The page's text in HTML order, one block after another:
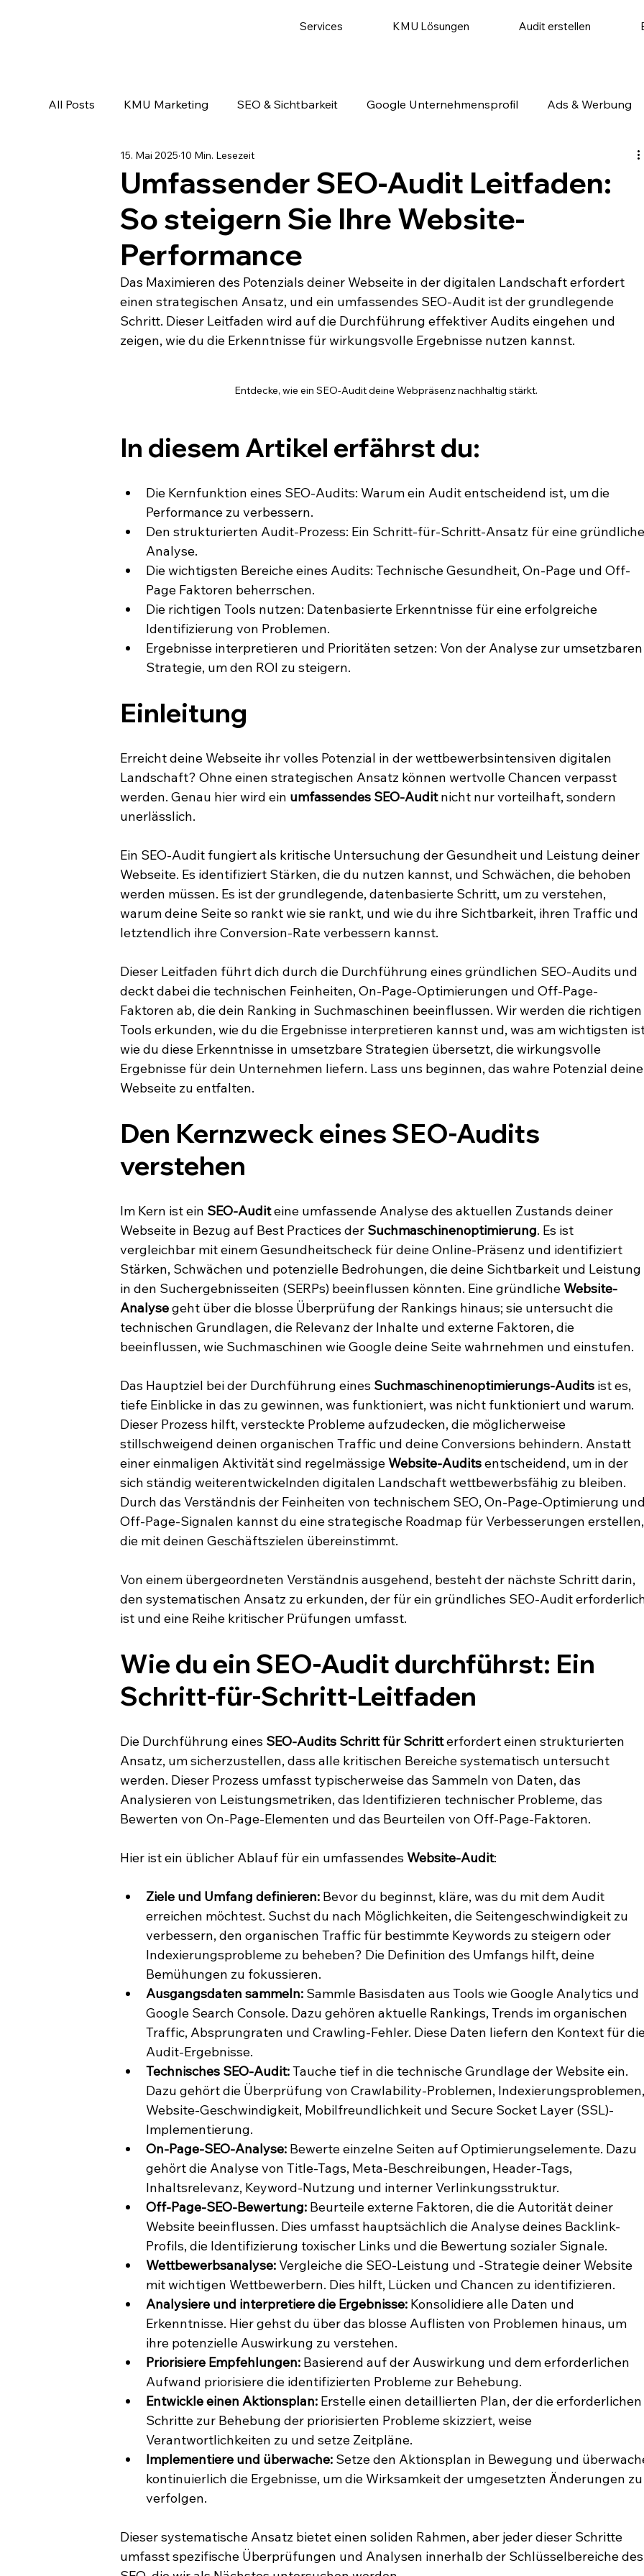
Services KMU Lösungen Audit erstellen
All Posts KMU Marketing SEO & Sichtbarkeit Google Unternehmensprofil Ads & Werbung
Email-Marketing & Lead Nurturing Social
Umfassender SEO-Audit Leitfaden:
So steigern Sie Ihre Website-
Performance
15. Mai 2025 10 Min. Lesezeit
Das Maximieren des Potenzials deiner Webseite in der digitalen Landschaft erfordert
einen strategischen Ansatz, und ein umfassendes SEO-Audit ist der grundlegende
Schritt. Dieser Leitfaden wird auf die Durchführung effektiver Audits eingehen und
zeigen, wie du die Erkenntnisse für wirkungsvolle Ergebnisse nutzen kannst.
Entdecke, wie ein SEO-Audit deine Webpräsenz nachhaltig stärkt.
In diesem Artikel erfährst du:
Die Kernfunktion eines SEO-Audits: Warum ein Audit entscheidend ist, um die
Performance zu verbessern.
Den strukturierten Audit-Prozess: Ein Schritt-für-Schritt-Ansatz für eine gründliche
Analyse.
Die wichtigsten Bereiche eines Audits: Technische Gesundheit, On-Page und Off-
Page Faktoren beherrschen.
Die richtigen Tools nutzen: Datenbasierte Erkenntnisse für eine erfolgreiche
Identifizierung von Problemen.
Ergebnisse interpretieren und Prioritäten setzen: Von der Analyse zur umsetzbaren
Strategie, um den ROI zu steigern.
Einleitung
Erreicht deine Webseite ihr volles Potenzial in der wettbewerbsintensiven digitalen
Landschaft? Ohne einen strategischen Ansatz können wertvolle Chancen verpasst
werden. Genau hier wird ein umfassendes SEO-Audit nicht nur vorteilhaft, sondern
unerlässlich.
Ein SEO-Audit fungiert als kritische Untersuchung der Gesundheit und Leistung deiner
Webseite. Es identifiziert Stärken, die du nutzen kannst, und Schwächen, die behoben
werden müssen. Es ist der grundlegende, datenbasierte Schritt, um zu verstehen,
warum deine Seite so rankt wie sie rankt, und wie du ihre Sichtbarkeit, ihren Traffic und
letztendlich ihre Conversion-Rate verbessern kannst.
Dieser Leitfaden führt dich durch die Durchführung eines gründlichen SEO-Audits und
deckt dabei die technischen Feinheiten, On-Page-Optimierungen und Off-Page-
Faktoren ab, die dein Ranking in Suchmaschinen beeinflussen. Wir werden die richtigen
Tools erkunden, wie du die Ergebnisse interpretieren kannst und, was am wichtigsten
wie du diese Erkenntnisse in umsetzbare Strategien übersetzt, die wirkungsvolle
Ergebnisse für dein Unternehmen liefern. Lass uns beginnen, das wahre Potenzial
Webseite zu entfalten.
Den Kernzweck eines SEO-Audits
verstehen
Im Kern ist ein SEO-Audit eine umfassende Analyse des aktuellen Zustands deiner
Webseite in Bezug auf Best Practices der Suchmaschinenoptimierung. Es ist
vergleichbar mit einem Gesundheitscheck für deine Online-Präsenz und identifiziert
Stärken, Schwächen und potenzielle Bedrohungen, die deine Sichtbarkeit und Leistung
in den Suchergebnisseiten (SERPs) beeinflussen könnten. Eine gründliche Website-
Analyse geht über die blosse Überprüfung der Rankings hinaus; sie untersucht die
technischen Grundlagen, die Relevanz der Inhalte und externe Faktoren, die
beeinflussen, wie Suchmaschinen wie Google deine Seite wahrnehmen und einstufen.
Das Hauptziel bei der Durchführung eines Suchmaschinenoptimierungs-Audits ist es,
tiefe Einblicke in das zu gewinnen, was funktioniert, was nicht funktioniert und warum.
Dieser Prozess hilft, versteckte Probleme aufzudecken, die möglicherweise
stillschweigend deinen organischen Traffic und deine Conversions behindern. Anstatt
einer einmaligen Aktivität sind regelmässige Website-Audits entscheidend, um in der
sich ständig weiterentwickelnden digitalen Landschaft wettbewerbsfähig zu bleiben.
Durch das Verständnis der Feinheiten von technischem SEO, On-Page-Optimierung und
Off-Page-Signalen kannst du eine strategische Roadmap für Verbesserungen erstellen,
die mit deinen Geschäftszielen übereinstimmt.
Von einem übergeordneten Verständnis ausgehend, besteht der nächste Schritt darin,
den systematischen Ansatz zu erkunden, der für ein gründliches SEO-Audit
ist und eine Reihe kritischer Prüfungen umfasst.
Wie du ein SEO-Audit durchführst: Ein
Schritt-für-Schritt-Leitfaden
Die Durchführung eines SEO-Audits Schritt für Schritt erfordert einen strukturierten
Ansatz, um sicherzustellen, dass alle kritischen Bereiche systematisch untersucht
werden. Dieser Prozess umfasst typischerweise das Sammeln von Daten, das
Analysieren von Leistungsmetriken, das Identifizieren technischer Probleme, das
Bewerten von On-Page-Elementen und das Beurteilen von Off-Page-Faktoren.
Hier ist ein üblicher Ablauf für ein umfassendes Website-Audit:
Ziele und Umfang definieren: Bevor du beginnst, kläre, was du mit dem Audit
erreichen möchtest. Suchst du nach Möglichkeiten, die Seitengeschwindigkeit zu
verbessern, den organischen Traffic für bestimmte Keywords zu steigern oder
Indexierungsprobleme zu beheben? Die Definition des Umfangs hilft, deine
Bemühungen zu fokussieren.
Ausgangsdaten sammeln: Sammle Basisdaten aus Tools wie Google Analytics und
Google Search Console. Dazu gehören aktuelle Rankings, Trends im organischen
Traffic, Absprungraten und Crawling-Fehler. Diese Daten liefern den Kontext für
Audit-Ergebnisse.
Technisches SEO-Audit: Tauche tief in die technische Grundlage der Website ein.
Dazu gehört die Überprüfung von Crawlability-Problemen, Indexierungsproblemen,
Website-Geschwindigkeit, Mobilfreundlichkeit und Secure Socket Layer (SSL)-
Implementierung.
On-Page-SEO-Analyse: Bewerte einzelne Seiten auf Optimierungselemente. Dazu
gehört die Analyse von Title-Tags, Meta-Beschreibungen, Header-Tags,
Inhaltsrelevanz, Keyword-Nutzung und interner Verlinkungsstruktur.
Off-Page-SEO-Bewertung: Beurteile externe Faktoren, die die Autorität deiner
Website beeinflussen. Dies umfasst hauptsächlich die Analyse deines Backlink-
Profils, die Identifizierung toxischer Links und die Bewertung sozialer Signale.
Wettbewerbsanalyse: Vergleiche die SEO-Leistung und -Strategie deiner Website
mit wichtigen Wettbewerbern. Dies hilft, Lücken und Chancen zu identifizieren.
Analysiere und interpretiere die Ergebnisse: Konsolidiere alle Daten und
Erkenntnisse. Hier gehst du über das blosse Auflisten von Problemen hinaus, um
ihre potenzielle Auswirkung zu verstehen.
Priorisiere Empfehlungen: Basierend auf der Auswirkung und dem erforderlichen
Aufwand priorisiere die identifizierten Probleme zur Behebung.
Entwickle einen Aktionsplan: Erstelle einen detaillierten Plan, der die erforderlichen
Schritte zur Behebung der priorisierten Probleme skizziert, weise
Verantwortlichkeiten zu und setze Zeitpläne.
Implementiere und überwache: Setze den Aktionsplan in Bewegung und
kontinuierlich die Ergebnisse, um die Wirksamkeit der umgesetzten Änderungen zu
verfolgen.
Dieser systematische Ansatz bietet einen soliden Rahmen, aber jeder dieser Schritte
umfasst spezifische Überprüfungen und Analysen innerhalb der Schlüsselbereiche des